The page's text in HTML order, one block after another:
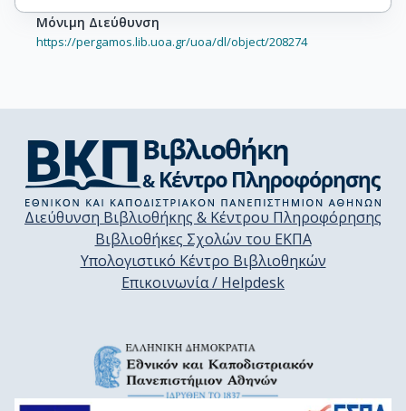
Μόνιμη Διεύθυνση
https://pergamos.lib.uoa.gr/uoa/dl/object/208274
Διεύθυνση Βιβλιοθήκης & Κέντρου Πληροφόρησης
Βιβλιοθήκες Σχολών του ΕΚΠΑ
Υπολογιστικό Κέντρο Βιβλιοθηκών
Επικοινωνία / Helpdesk